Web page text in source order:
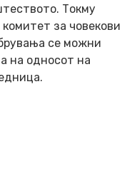
Токму
за човекови
се можни
на односот на